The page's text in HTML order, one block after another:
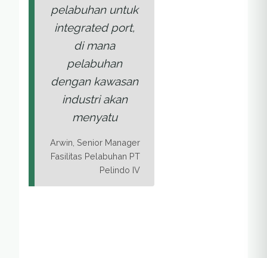
pelabuhan untuk
integrated port,
di mana
pelabuhan
dengan kawasan
industri akan
menyatu
Arwin, Senior Manager
Fasilitas Pelabuhan PT
Pelindo IV